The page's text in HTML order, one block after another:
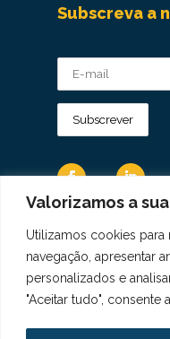
Valorizamos a
Utilizamos cookies para
navegação, apresentar
personalizados e
"Aceitar tudo", consente
Subscreva a
Os Dados
com a Diretiva
Geral sobre a
Copyright © 2021
Todos os direitos